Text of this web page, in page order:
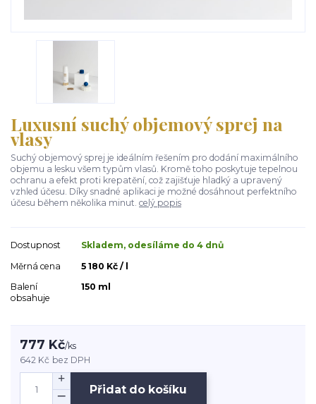
Luxusní suchý objemový sprej na
vlasy
Suchý objemový sprej je ideálním řešením pro dodání maximálního
objemu a lesku všem typům vlasů. Kromě toho poskytuje tepelnou
ochranu a efekt proti krepatění, což zajišťuje hladký a upravený
vzhled účesu. Díky snadné aplikaci je možné dosáhnout perfektního
účesu během několika minut. celý popis
Dostupnost
Skladem, odesíláme do 4 dnů
Měrná cena
5 180 Kč / l
Balení
obsahuje
150 ml
777 Kč/ks
642 Kč bez DPH
Přidat do košíku